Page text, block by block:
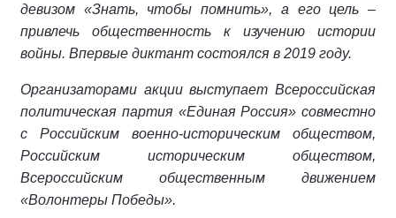
девизом «Знать, чтобы помнить», а его цель –
привлечь общественность к изучению истории
войны. Впервые диктант состоялся в 2019 году.
Организаторами акции выступает Всероссийская
политическая партия «Единая Россия» совместно
с Российским военно-историческим обществом,
Российским историческим обществом,
Всероссийским общественным движением
«Волонтеры Победы».